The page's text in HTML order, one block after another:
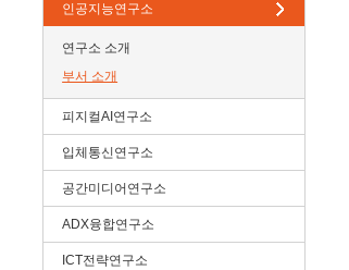
인공지능연구소
연구소 소개
부서 소개
피지컬AI연구소
입체통신연구소
공간미디어연구소
ADX융합연구소
ICT전략연구소